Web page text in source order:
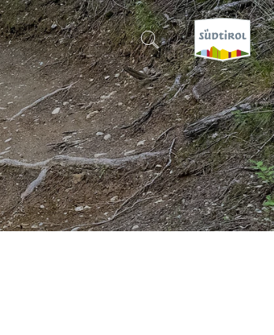
SUCHEN & BUCHEN
ENTDECKE SÜDTIROL
WANN?
-